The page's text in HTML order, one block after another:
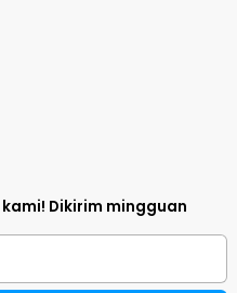
kami! Dikirim mingguan